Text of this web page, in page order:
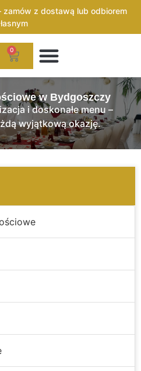
zamów z dostawą lub odbiorem
0
w Bydgoszczy
i doskonałe menu –
wyjątkową okazję.